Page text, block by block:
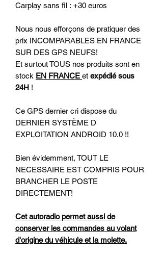
Carplay sans fil : +30 euros
Nous nous efforçons de pratiquer des
prix INCOMPARABLES EN FRANCE
SUR DES GPS NEUFS!
Et surtout TOUS nos produits sont en
stock EN FRANCE et expédié sous
24H !
Ce GPS dernier cri dispose du
DERNIER SYSTÈME D
EXPLOITATION ANDROID 10.0 !!
Bien évidemment, TOUT LE
NECESSAIRE EST COMPRIS POUR
BRANCHER LE POSTE
DIRECTEMENT!
Cet autoradio permet aussi de
conserver les commandes au volant
d'origine du véhicule et la molette.